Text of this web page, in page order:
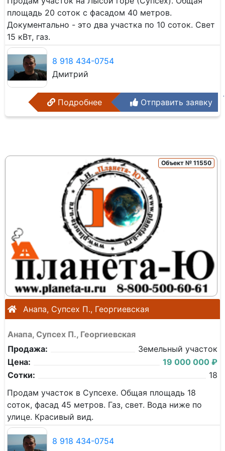
площадь 20 соток с фасадом 40 метров.
Документально - это два участка по 10 соток. Свет
15 кВт, газ.
8 918 434-0754
Дмитрий
Подробнее Отправить заявку
Объект № 11550
Анапа, Супсех П., Георгиевская
Анапа, Супсех П., Георгиевская
Продажа:
Земельный участок
Цена:
19 000 000 ₽
Сотки:
18
Продам участок в Супсехе. Общая площадь 18
соток, фасад 45 метров. Газ, свет. Вода ниже по
улице. Красивый вид.
8 918 434-0754